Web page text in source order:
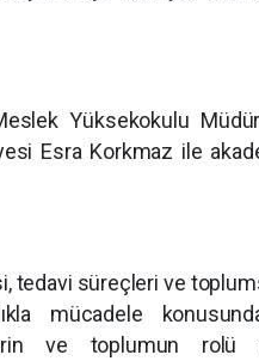
Yüksekokulu
Esra Korkmaz ile
tedavi süreçleri ve
mücadele
ve toplumun rolü